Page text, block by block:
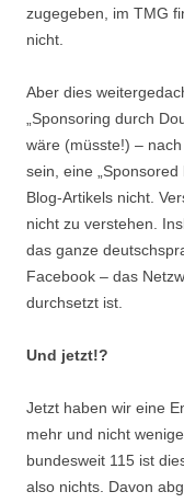
zugegeben, im TMG
nicht.
Aber dies
„Sponsoring durch
wäre (müsste!) –
sein, eine
Blog-Artikels nicht.
nicht zu verstehen.
das ganze
Facebook – das
durchsetzt ist.
Und jetzt!?
Jetzt haben wir eine
mehr und nicht
bundesweit 115 ist
also nichts. Davon